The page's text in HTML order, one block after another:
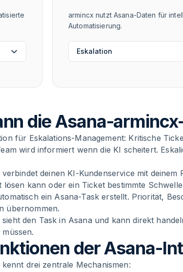
armincx nutzt Asana-Daten für
Automatisierung.
Eskalation
die Asana-
für Eskalations-Management: Kritische
wird informiert wenn die KI scheitert.
deinen KI-Kundenservice mit deinem
lösen kann oder ein Ticket bestimmte
ein Asana-Task erstellt. Priorität,
übernommen.
sieht den Task in Asana und kann direkt
der Asana-
drei zentrale Mechanismen: